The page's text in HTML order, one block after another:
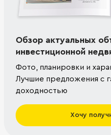
Обзор актуальных
инвестиционной
Фото, планировки и
Лучшие предложения с
доходностью
Хочу